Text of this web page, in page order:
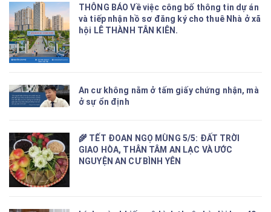
THÔNG BÁO Về việc công bố thông tin dự án
và tiếp nhận hồ sơ đăng ký cho thuê Nhà ở xã
hội LÊ THÀNH TÂN KIÊN.
An cư không nằm ở tấm giấy chứng nhận, mà
ở sự ổn định
🌾 TẾT ĐOAN NGỌ MÙNG 5/5: ĐẤT TRỜI
GIAO HÒA, THÂN TÂM AN LẠC VÀ ƯỚC
NGUYỆN AN CƯ BÌNH YÊN